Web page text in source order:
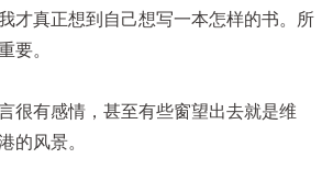
才真正想到自己想写一本怎样的书。所
要。
很有感情，甚至有些窗望出去就是维
的风景。